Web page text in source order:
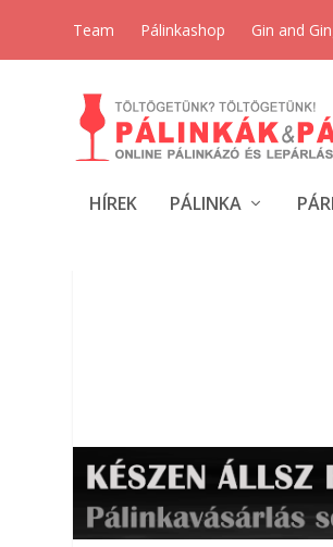
Team Pálinkashop Gin and
HÍREK PÁLINKA